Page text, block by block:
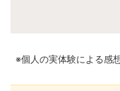
※個人の実体験による感